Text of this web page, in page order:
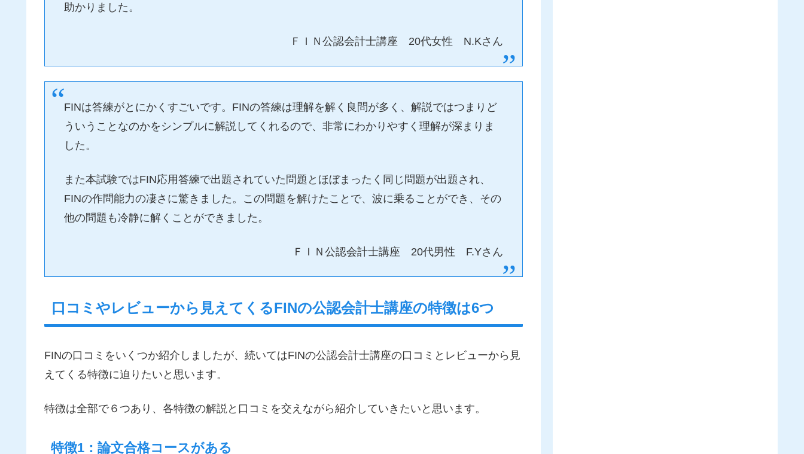
助かりました。
ＦＩＮ公認会計士講座 20代女性 N.Kさん
FINは答練がとにかくすごいです。FINの答練は理解を解く良問が多く、解説ではつまりど
ういうことなのかをシンプルに解説してくれるので、非常にわかりやすく理解が深まりま
した。
また本試験ではFIN応用答練で出題されていた問題とほぼまったく同じ問題が出題され、
FINの作問能力の凄さに驚きました。この問題を解けたことで、波に乗ることができ、その
他の問題も冷静に解くことができました。
ＦＩＮ公認会計士講座 20代男性 F.Yさん
口コミやレビューから見えてくるFINの公認会計士講座の特徴は6つ
FINの口コミをいくつか紹介しましたが、続いてはFINの公認会計士講座の口コミとレビューから見
えてくる特徴に迫りたいと思います。
特徴は全部で６つあり、各特徴の解説と口コミを交えながら紹介していきたいと思います。
特徴1：論文合格コースがある